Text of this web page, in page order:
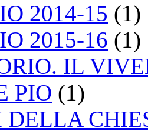
2014-15 (1)
2015-16 (1)
IL
PIO (1)
DELLA